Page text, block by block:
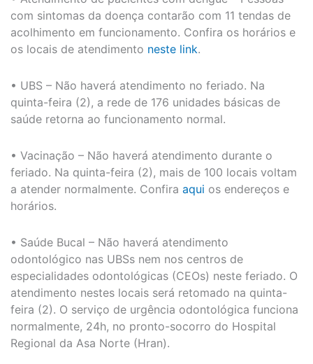
com sintomas da doença contarão com 11 tendas de
acolhimento em funcionamento. Confira os horários e
os locais de atendimento neste link.
• ‌UBS – Não haverá atendimento no feriado. Na
quinta-feira (2), a rede de 176 unidades básicas de
saúde retorna ao funcionamento normal.
• Vacinação – Não haverá atendimento durante o
feriado. Na quinta-feira (2), mais de 100 locais voltam
a atender normalmente. Confira aqui os endereços e
horários.
• Saúde Bucal – Não haverá atendimento
odontológico nas UBSs nem nos centros de
especialidades odontológicas (CEOs) neste feriado. O
atendimento nestes locais será retomado na quinta-
feira (2). O serviço de urgência odontológica funciona
normalmente, 24h, no pronto-socorro do Hospital
Regional da Asa Norte (Hran).